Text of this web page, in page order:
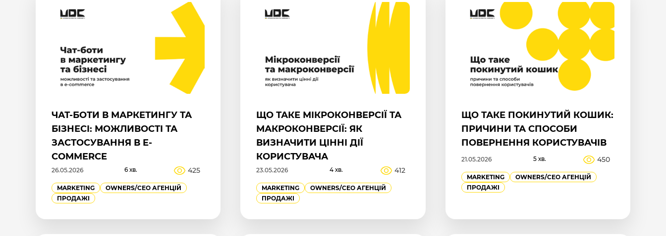
ЧАТ-БОТИ В МАРКЕТИНГУ ТА
БІЗНЕСІ: МОЖЛИВОСТІ ТА
ЗАСТОСУВАННЯ В E-
COMMERCE
26.05.2026 6 хв. 425
MARKETING
OWNERS/СEO АГЕНЦІЙ
ПРОДАЖІ
ЩО ТАКЕ МІКРОКОНВЕРСІЇ ТА
МАКРОКОНВЕРСІЇ: ЯК
ВИЗНАЧИТИ ЦІННІ ДІЇ
КОРИСТУВАЧА
23.05.2026 4 хв. 412
MARKETING
OWNERS/СEO АГЕНЦІЙ
ПРОДАЖІ
ЩО ТАКЕ ПОКИНУТИЙ КОШИК:
ПРИЧИНИ ТА СПОСОБИ
ПОВЕРНЕННЯ КОРИСТУВАЧІВ
21.05.2026 5 хв. 450
MARKETING
OWNERS/СEO АГЕНЦІЙ
ПРОДАЖІ